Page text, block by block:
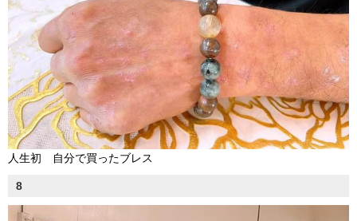
人生初 自分で買ったブレス
8